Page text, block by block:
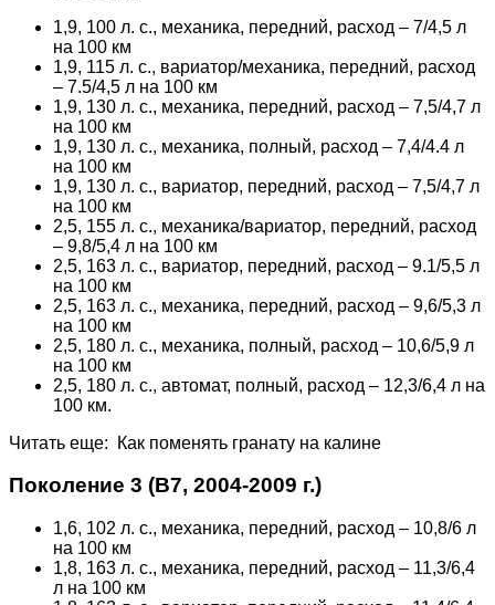
1,9, 100 л. с., механика, передний, расход – 7/4,5 л
на 100 км
1,9, 115 л. с., вариатор/механика, передний, расход
– 7.5/4,5 л на 100 км
1,9, 130 л. с., механика, передний, расход – 7,5/4,7 л
на 100 км
1,9, 130 л. с., механика, полный, расход – 7,4/4.4 л
на 100 км
1,9, 130 л. с., вариатор, передний, расход – 7,5/4,7 л
на 100 км
2,5, 155 л. с., механика/вариатор, передний, расход
– 9,8/5,4 л на 100 км
2,5, 163 л. с., вариатор, передний, расход – 9.1/5,5 л
на 100 км
2,5, 163 л. с., механика, передний, расход – 9,6/5,3 л
на 100 км
2,5, 180 л. с., механика, полный, расход – 10,6/5,9 л
на 100 км
2,5, 180 л. с., автомат, полный, расход – 12,3/6,4 л на
100 км.
Читать еще: Как поменять гранату на калине
Поколение 3 (В7, 2004-2009 г.)
1,6, 102 л. с., механика, передний, расход – 10,8/6 л
на 100 км
1,8, 163 л. с., механика, передний, расход – 11,3/6,4
л на 100 км